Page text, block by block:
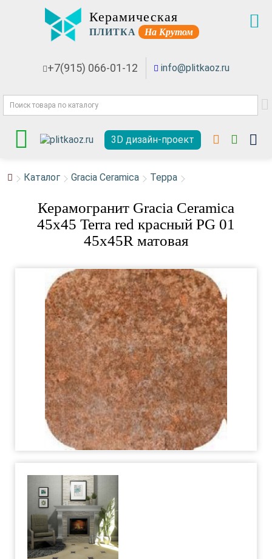
Керамическая
ПЛИТКА На Крутом
+7(915) 066-01-12 info@plitkaoz.ru
3D дизайн-проект
Каталог Gracia Ceramica Терра
Керамогранит Gracia Ceramica
45x45 Terra red красный PG 01
45х45R матовая